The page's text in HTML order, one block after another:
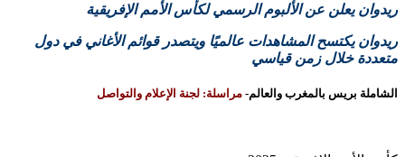
ريدوان يعلن عن الألبوم الرسمي لكأس الأمم الإفريقية
ريدوان يكتسح المشاهدات عالميًا ويتصدر قوائم الأغاني في دول
متعددة خلال زمن قياسي
الشاملة بريس بالمغرب والعالم- مراسلة: لجنة الإعلام والتواصل